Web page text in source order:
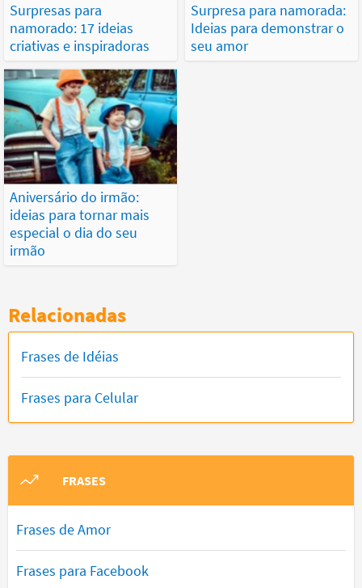
Surpresas para
namorado: 17 ideias
criativas e inspiradoras
Surpresa para namorada:
Ideias para demonstrar o
seu amor
Aniversário do irmão:
ideias para tornar mais
especial o dia do seu
irmão
Relacionadas
Frases de Idéias
Frases para Celular
FRASES
Frases de Amor
Frases para Facebook